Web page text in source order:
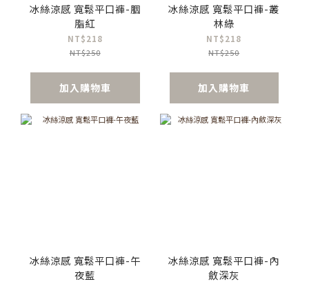
冰絲涼感 寬鬆平口褲-胭
脂紅
NT$218
NT$250
加入購物車
冰絲涼感 寬鬆平口褲-叢
林綠
NT$218
NT$250
加入購物車
冰絲涼感 寬鬆平口褲-午
夜藍
冰絲涼感 寬鬆平口褲-內
斂深灰